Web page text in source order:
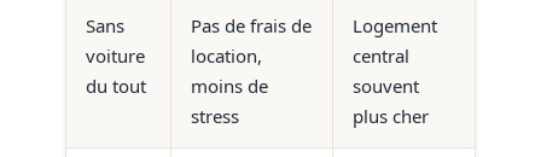
Sans
voiture
du tout
Pas de frais de
location,
moins de
stress
Logement
central
souvent
plus cher